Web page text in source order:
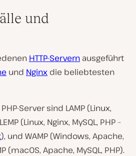
und
HTTP-Servern ausgeführt
und Nginx die beliebtesten
Server sind LAMP (Linux,
(Linux, Nginx, MySQL, PHP –
), und WAMP (Windows, Apache,
(macOS, Apache, MySQL, PHP).